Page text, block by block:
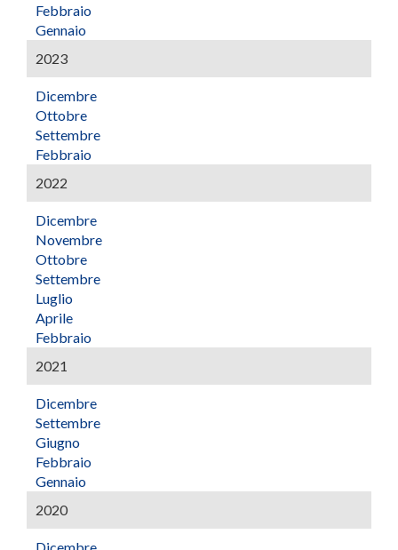
Febbraio
Gennaio
2023
Dicembre
Ottobre
Settembre
Febbraio
2022
Dicembre
Novembre
Ottobre
Settembre
Luglio
Aprile
Febbraio
2021
Dicembre
Settembre
Giugno
Febbraio
Gennaio
2020